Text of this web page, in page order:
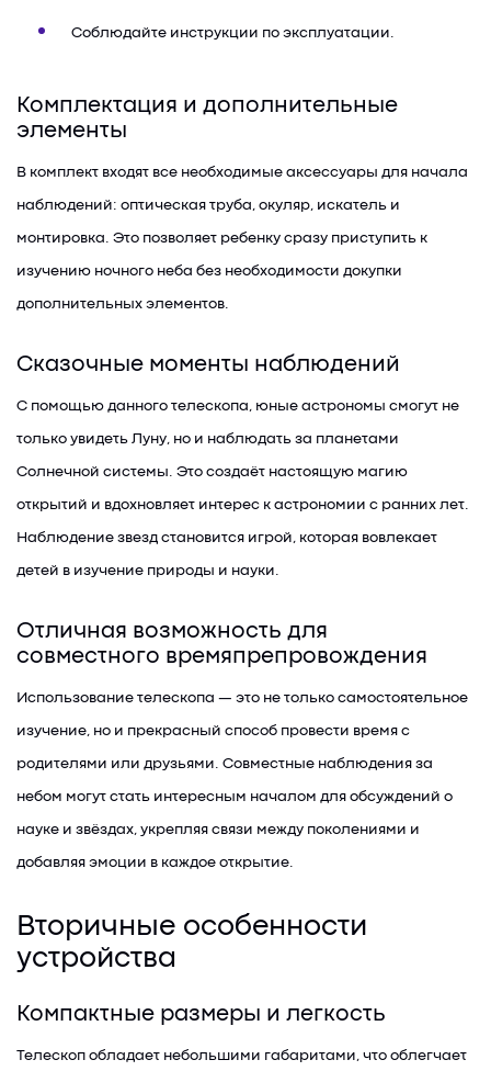
Соблюдайте инструкции по эксплуатации.
Комплектация и дополнительные
элементы
В комплект входят все необходимые аксессуары для начала
наблюдений: оптическая труба, окуляр, искатель и
монтировка. Это позволяет ребенку сразу приступить к
изучению ночного неба без необходимости докупки
дополнительных элементов.
Сказочные моменты наблюдений
С помощью данного телескопа, юные астрономы смогут не
только увидеть Луну, но и наблюдать за планетами
Солнечной системы. Это создаёт настоящую магию
открытий и вдохновляет интерес к астрономии с ранних лет.
Наблюдение звезд становится игрой, которая вовлекает
детей в изучение природы и науки.
Отличная возможность для
совместного времяпрепровождения
Использование телескопа — это не только самостоятельное
изучение, но и прекрасный способ провести время с
родителями или друзьями. Совместные наблюдения за
небом могут стать интересным началом для обсуждений о
науке и звёздах, укрепляя связи между поколениями и
добавляя эмоции в каждое открытие.
Вторичные особенности
устройства
Компактные размеры и легкость
Телескоп обладает небольшими габаритами, что облегчает